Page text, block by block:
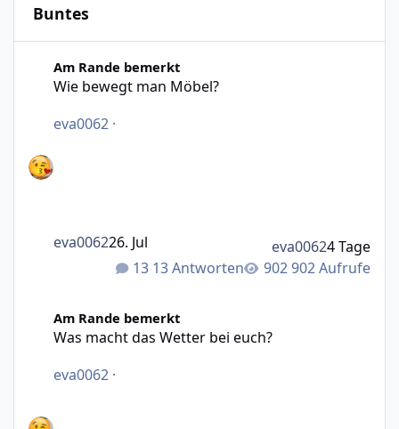
Buntes
Am Rande bemerkt
Wie bewegt man Möbel?
eva0062 ·
13 Antworten 902 Aufrufe
eva006226. Jul eva00624 Tage
Am Rande bemerkt
Was macht das Wetter bei euch?
eva0062 ·